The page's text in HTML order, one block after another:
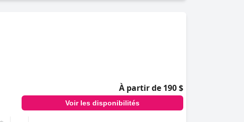
À partir de 190 $
Voir les disponibilités